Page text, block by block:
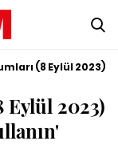
(8 Eylül 2023)
2023)